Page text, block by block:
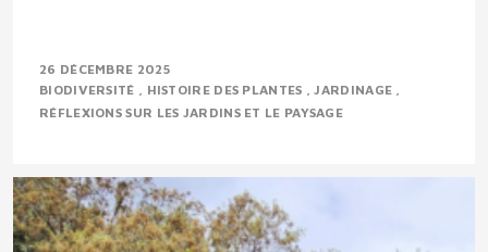
26 DÉCEMBRE 2025
BIODIVERSITÉ
HISTOIRE DES PLANTES
JARDINAGE
RÉFLEXIONS SUR LES JARDINS ET LE PAYSAGE